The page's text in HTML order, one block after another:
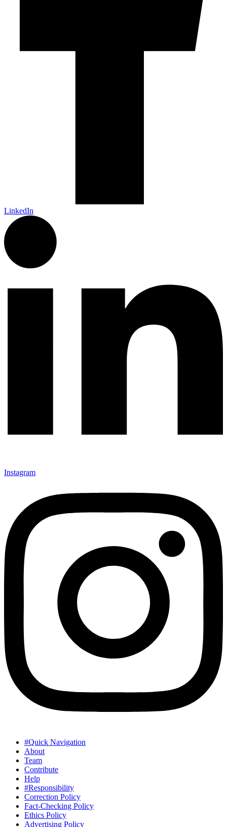
LinkedIn
Instagram
#Quick Navigation
About
Team
Contribute
Help
#Responsibility
Correction Policy
Fact-Checking Policy
Ethics Policy
Advertising Policy